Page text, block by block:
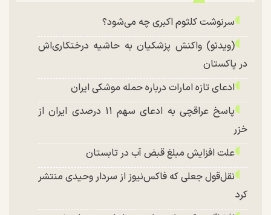
سرنوشت کلثوم اکبری چه می‌شود؟
(ویدئو) واکنش پزشکیان به حاشیه درختکاری‌اش
در پاکستان
ادعای تازه امارات درباره حمله موشکی ایران
پاسخ عراقچی به ادعای سهم ۱۱ درصدی ایران از
خزر
علت افزایش مبلغ قبض آب در تابستان
نقل‌قول جعلی که فاکس‌نیوز از سردار وحیدی منتشر
کرد